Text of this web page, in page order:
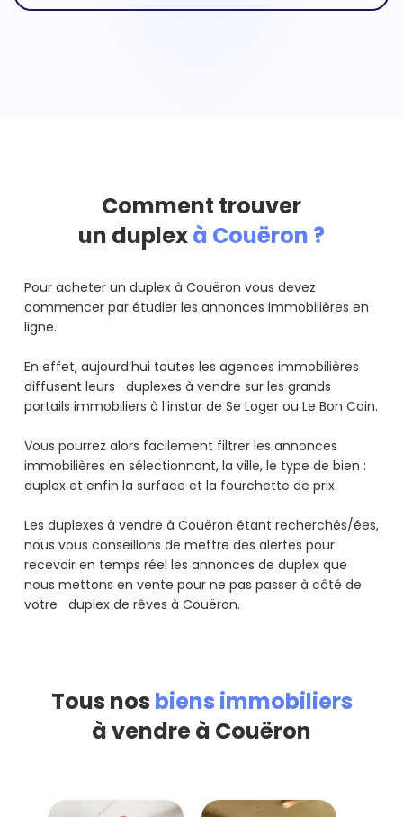
Comment trouver
un duplexà Couëron ?
Pour acheter un duplex à Couëron vous devez
commencer par étudier les annonces immobilières en
ligne.
En effet, aujourd’hui toutes les agences immobilières
diffusent leurs duplexes à vendre sur les grands
portails immobiliers à l’instar de Se Loger ou Le Bon Coin.
Vous pourrez alors facilement filtrer les annonces
immobilières en sélectionnant, la ville, le type de bien :
duplex et enfin la surface et la fourchette de prix.
Les duplexes à vendre à Couëron étant recherchés/ées,
nous vous conseillons de mettre des alertes pour
recevoir en temps réel les annonces de duplex que
nous mettons en vente pour ne pas passer à côté de
votre duplex de rêves à Couëron.
Tous nos biens immobiliers
à vendre à Couëron